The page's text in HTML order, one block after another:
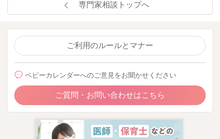
専門家相談トップへ
ご利用のルールとマナー
ベビーカレンダーへのご意見をお聞かせください
ご質問・お問い合わせはこちら